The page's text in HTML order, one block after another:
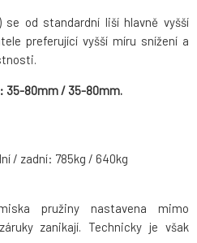
se od standardní liší hlavně vyšší
preferující vyšší míru snížení a
35-80mm / 35-80mm.
/ zadní: 785kg / 640kg
pružiny nastavena mimo
zanikají. Technicky je však